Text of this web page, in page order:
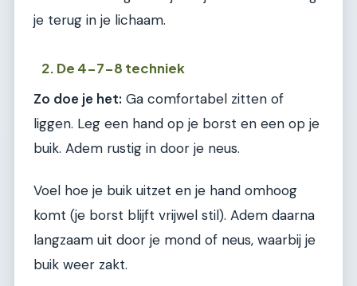
je terug in je lichaam.
2. De 4-7-8 techniek
Zo doe je het: Ga comfortabel zitten of
liggen. Leg een hand op je borst en een op je
buik. Adem rustig in door je neus.
Voel hoe je buik uitzet en je hand omhoog
komt (je borst blijft vrijwel stil). Adem daarna
langzaam uit door je mond of neus, waarbij je
buik weer zakt.